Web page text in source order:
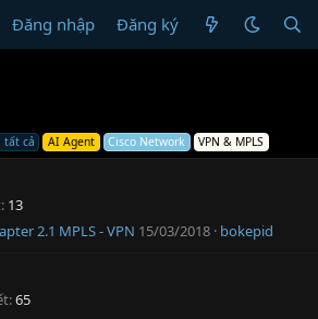
Đăng nhập Đăng ký
tất cả AI Agent Cisco Network VPN & MPLS
13
2.1 MPLS - VPN 15/03/2018 bokepid
65